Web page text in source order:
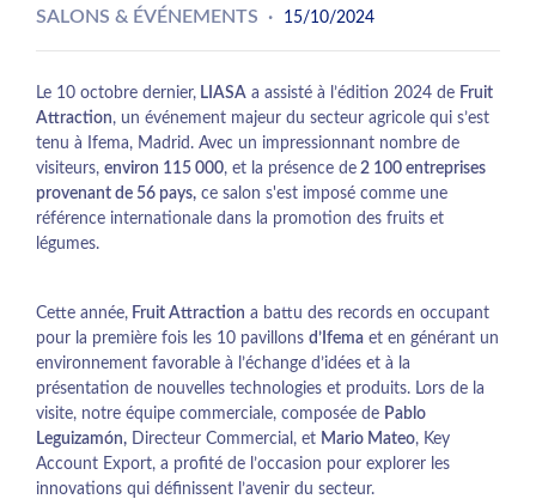
SALONS & ÉVÉNEMENTS 15/10/2024
Le 10 octobre dernier, LIASA a assisté à l’édition 2024 de Fruit
Attraction, un événement majeur du secteur agricole qui s’est
tenu à Ifema, Madrid. Avec un impressionnant nombre de
visiteurs, environ 115 000, et la présence de 2 100 entreprises
provenant de 56 pays, ce salon s'est imposé comme une
référence internationale dans la promotion des fruits et
légumes.
Cette année, Fruit Attraction a battu des records en occupant
pour la première fois les 10 pavillons d’Ifema et en générant un
environnement favorable à l’échange d’idées et à la
présentation de nouvelles technologies et produits. Lors de la
visite, notre équipe commerciale, composée de Pablo
Leguizamón, Directeur Commercial, et Mario Mateo, Key
Account Export, a profité de l’occasion pour explorer les
innovations qui définissent l’avenir du secteur.